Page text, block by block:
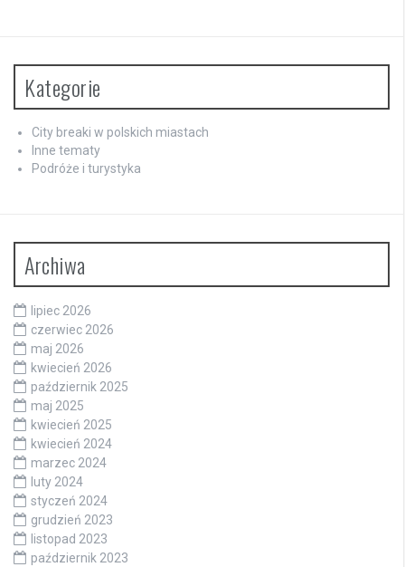
Kategorie
City breaki w polskich miastach
Inne tematy
Podróże i turystyka
Archiwa
lipiec 2026
czerwiec 2026
maj 2026
kwiecień 2026
październik 2025
maj 2025
kwiecień 2025
kwiecień 2024
marzec 2024
luty 2024
styczeń 2024
grudzień 2023
listopad 2023
październik 2023